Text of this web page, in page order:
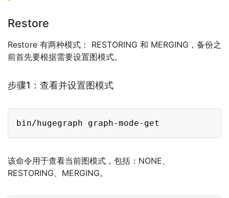
Restore
Restore 有两种模式： RESTORING 和 MERGING，备份之
前首先要根据需要设置图模式。
步骤1：查看并设置图模式
该命令用于查看当前图模式，包括：NONE、
RESTORING、MERGING。